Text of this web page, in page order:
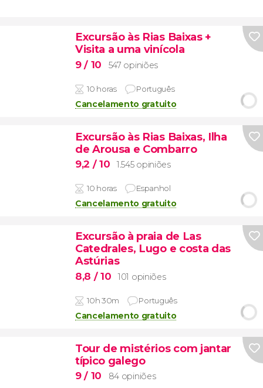
Excursão às Rias Baixas +
Visita a uma vinícola
9/ 10 547 opiniões
10 horas Português
Cancelamento gratuito
Excursão às Rias Baixas, Ilha
de Arousa e Combarro
9,2 / 10 1.545 opiniões
10 horas Espanhol
Cancelamento gratuito
Excursão à praia de Las
Catedrales, Lugo e costa das
Astúrias
8,8 / 10 101 opiniões
10h 30m Português
Cancelamento gratuito
Tour de mistérios com jantar
típico galego
9/ 10 84 opiniões